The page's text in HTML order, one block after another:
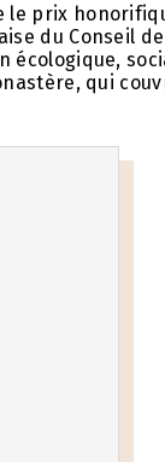
le prix
du Conseil
écologique,
qui